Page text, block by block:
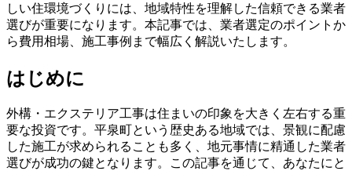
しい住環境づくりには、地域特性を理解した信頼できる業者
選びが重要になります。本記事では、業者選定のポイントか
ら費用相場、施工事例まで幅広く解説いたします。
はじめに
外構・エクステリア工事は住まいの印象を大きく左右する重
要な投資です。平泉町という歴史ある地域では、景観に配慮
した施工が求められることも多く、地元事情に精通した業者
選びが成功の鍵となります。この記事を通じて、あなたにと